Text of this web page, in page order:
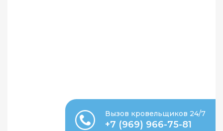
Вызов кровельщиков 24/7
+7 (969) 966-75-81